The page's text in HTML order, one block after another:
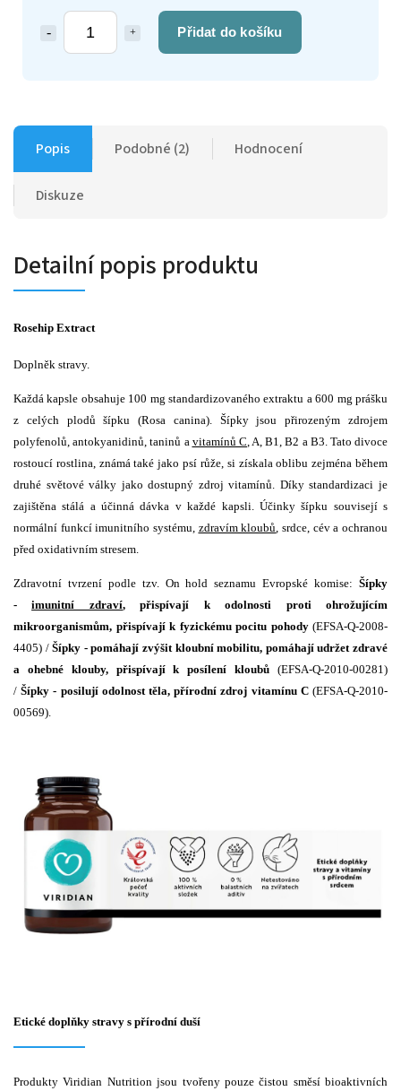
Přidat do košíku
Popis Podobné (2) Hodnocení
Diskuze
Detailní popis produktu
Rosehip Extract
Doplněk stravy.
Každá kapsle obsahuje 100 mg standardizovaného extraktu a 600 mg prášku
z celých plodů šípku (Rosa canina). Šípky jsou přirozeným zdrojem
polyfenolů, antokyanidinů, taninů a vitamínů C , A, B1, B2 a B3. Tato divoce
rostoucí rostlina, známá také jako psí růže, si získala oblibu zejména během
druhé světové války jako dostupný zdroj vitamínů. Díky standardizaci je
zajištěna stálá a účinná dávka v každé kapsli. Účinky šípku souvisejí s
normální funkcí imunitního systému, zdravím kloubů , srdce, cév a ochranou
před oxidativním stresem.
Zdravotní tvrzení podle tzv. On hold seznamu Evropské komise: Šípky
-
imunitní zdraví, přispívají k odolnosti proti ohrožujícím
mikroorganismům, přispívají k fyzickému pocitu pohody(EFSA-Q-2008-
4405) /Šípky - pomáhají zvýšit kloubní mobilitu, pomáhají udržet zdravé
a ohebné klouby, přispívají k posílení kloubů (EFSA-Q-2010-00281)
/Šípky - posilují odolnost těla, přírodní zdroj vitamínu C(EFSA-Q-2010-
00569).
Etické doplňky stravy s přírodní duší
Produkty Viridian Nutrition jsou tvořeny pouze čistou směsí bioaktivních